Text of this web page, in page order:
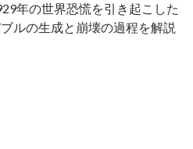
年の世界恐慌を引き起こした
ルの生成と崩壊の過程を解説
: 1929年に米国株が暴落して世界